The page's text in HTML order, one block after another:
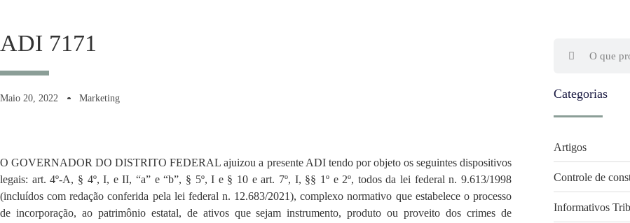
ADI 7171
Maio 20, 2022 Marketing
O GOVERNADOR DO DISTRITO FEDERAL ajuizou a presente ADI tendo por objeto os seguintes dispositivos
legais: art. 4º-A, § 4º, I, e II, “a” e “b”, § 5º, I e § 10 e art. 7º, I, §§ 1º e 2º, todos da lei federal n. 9.613/1998
(incluídos com redação conferida pela lei federal n. 12.683/2021), complexo normativo que estabelece o processo
de incorporação, ao patrimônio estatal, de ativos que sejam instrumento, produto ou proveito dos crimes de
Categorias
Artigos
Controle de
Informativos